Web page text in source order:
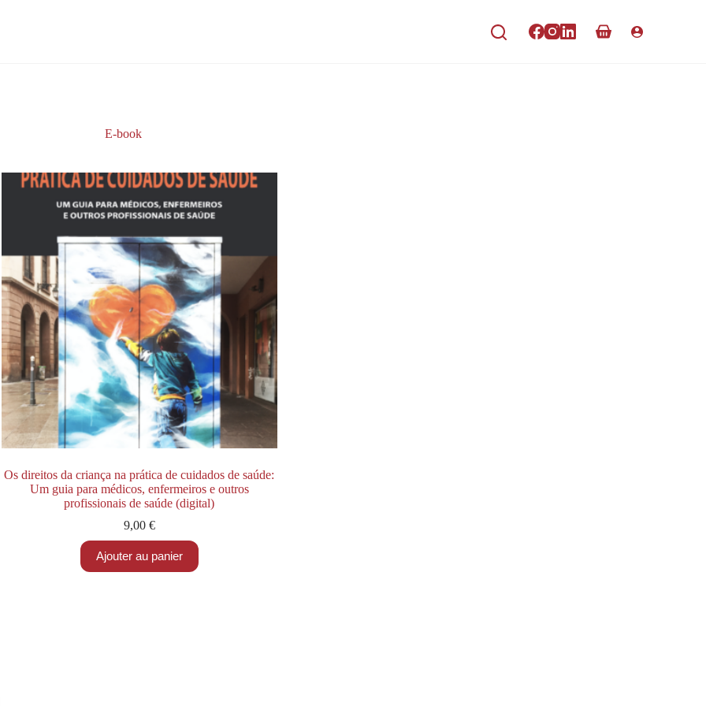
E-book
Os direitos da criança na prática de cuidados de saúde:
Um guia para médicos, enfermeiros e outros
profissionais de saúde (digital)
9,00 €
Ajouter au panier